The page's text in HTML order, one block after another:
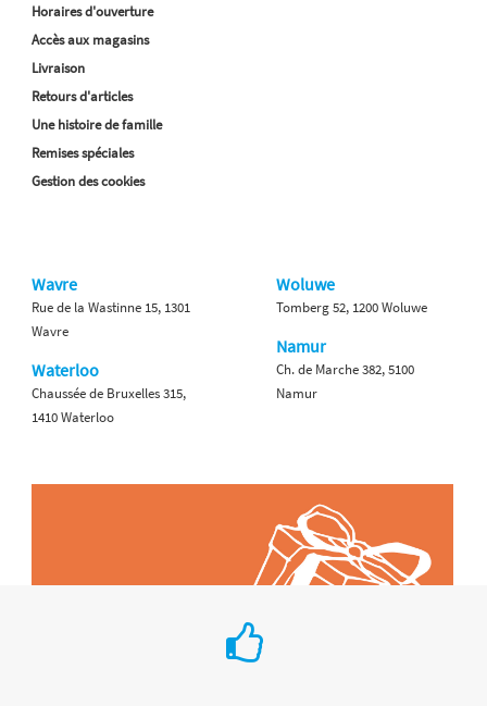
Horaires d'ouverture
Accès aux magasins
Livraison
Retours d'articles
Une histoire de famille
Remises spéciales
Gestion des cookies
Wavre
Rue de la Wastinne 15, 1301
Wavre
Waterloo
Chaussée de Bruxelles 315,
1410 Waterloo
Woluwe
Tomberg 52, 1200 Woluwe
Namur
Ch. de Marche 382, 5100
Namur